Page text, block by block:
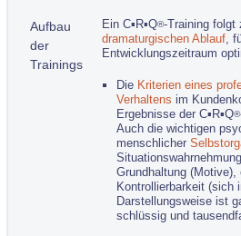
Aufbau
der
Trainings
Ein C▪R▪Q®-Training folgt
dramaturgischen Ablauf ,
Entwicklungszeitraum
Die Kriterien eines
Verhaltens im
Ergebnisse der C▪R▪Q®
Auch die wichtigen
menschlicher
Grundhaltung (Motive),
Kontrollierbarkeit (sich
Darstellungsweise ist
schlüssig und